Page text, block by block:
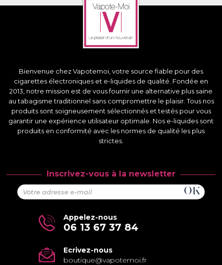
Bienvenue chez Vapotemoi, votre source fiable pour des
cigarettes électroniques et e-liquides de qualité. Fondée en
2013, notre mission est de vous fournir une alternative plus saine
au tabagisme traditionnel sans compromettre le plaisir. Tous nos
produits sont soigneusement sélectionnés et testés pour vous
garantir une expérience utilisateur optimale. Nos e-liquides sont
produits en conformité avec les normes de qualité les plus
strictes.
Inscrivez-vous à la newsletter
Appelez-nous
06 13 67 37 84
Ecrivez-nous
boutique@vapotemoi.fr